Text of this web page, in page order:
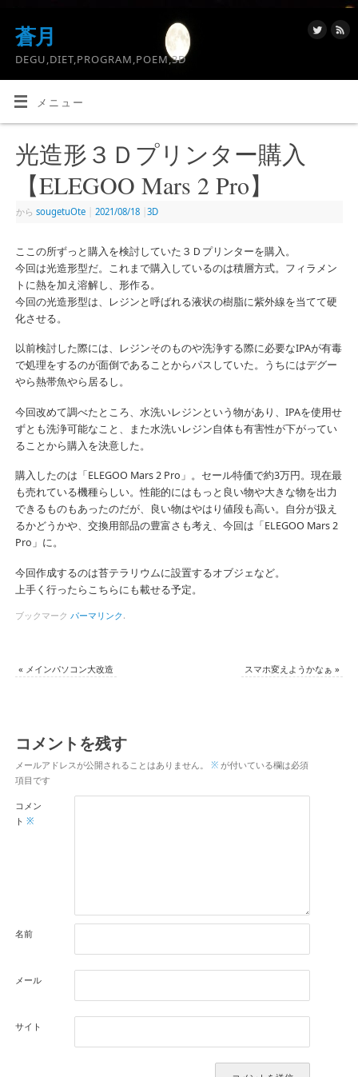
蒼月
DEGU,DIET,PROGRAM,POEM,3D
メニュー
光造形３Ｄプリンター購入
【ELEGOO Mars 2 Pro】
から sougetuOte 2021/08/18 3D
ここの所ずっと購入を検討していた３Ｄプリンターを購入。
今回は光造形型だ。これまで購入しているのは積層方式。フィラメン
トに熱を加え溶解し、形作る。
今回の光造形型は、レジンと呼ばれる液状の樹脂に紫外線を当てて硬
化させる。
以前検討した際には、レジンそのものや洗浄する際に必要なIPAが有毒
で処理をするのが面倒であることからパスしていた。うちにはデグー
やら熱帯魚やら居るし。
今回改めて調べたところ、水洗いレジンという物があり、IPAを使用せ
ずとも洗浄可能なこと、また水洗いレジン自体も有害性が下がってい
ることから購入を決意した。
購入したのは「ELEGOO Mars 2 Pro」。セール特価で約3万円。現在最
も売れている機種らしい。性能的にはもっと良い物や大きな物を出力
できるものもあったのだが、良い物はやはり値段も高い。自分が扱え
るかどうかや、交換用部品の豊富さも考え、今回は「ELEGOO Mars 2
Pro」に。
今回作成するのは苔テラリウムに設置するオブジェなど。
上手く行ったらこちらにも載せる予定。
ブックマーク パーマリンク .
« メインパソコン大改造 スマホ変えようかなぁ»
コメントを残す
メールアドレスが公開されることはありません。 ※が付いている欄は必須
項目です
コメン
ト ※
名前
メール
サイト